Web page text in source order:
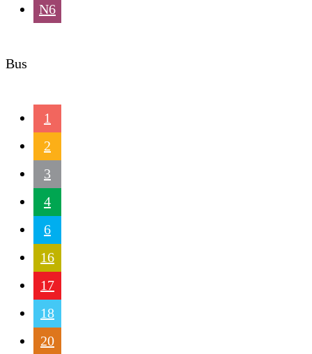
N6
Bus
1
2
3
4
6
16
17
18
20